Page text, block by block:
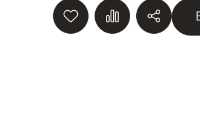
Установка и
Установка и